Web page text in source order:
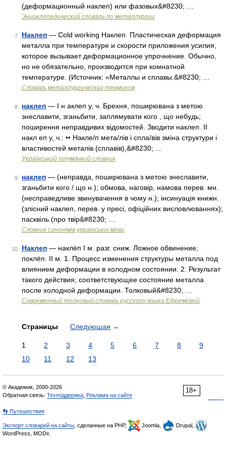
(деформационный наклеп) или фазовых&#8230; …
Энциклопедический словарь по металлургии
7 Наклеп — Cold working Наклеп. Пластическая деформация
металла при температуре и скорости приложения усилия,
которое вызывает деформационное упрочнение. Обычно,
но не обязательно, производится при комнатной
температуре. (Источник: «Металлы и сплавы.&#8230; …
Словарь металлургических терминов
8 наклеп — I н аклеп у, ч. Брехня, поширювана з метою
знеславити, зганьбити, заплямувати кого , що небудь;
поширення неправдивих відомостей. Зводити наклеп. II
накл еп у, ч.: •• Накле/п мета/лів і спла/вів зміна структури і
властивостей металів (сплавів),&#8230; …
Український тлумачний словник
9 наклеп — (неправда, поширювана з метою знеславити,
зганьбити кого / що н.); обмова, наговір, намова перев. мн.
(несправедливе звинувачення в чому н.); інсинуація книжн.
(злісний наклеп, перев. у пресі, офіційних висловлюваннях);
пасквіль (про твір&#8230; …
Словник синонімів української мови
10 Наклеп — наклёп I м. разг. сниж. Ложное обвинение;
поклёп. II м. 1. Процесс изменения структуры металла под
влиянием деформации в холодном состоянии. 2. Результат
такого действия; соответствующее состояние металла
после холодной деформации. Толковый&#8230; …
Современный толковый словарь русского языка Ефремовой
Страницы Следующая →
1 2 3 4 5 6 7 8
9
10
11 12 13
18+
© Академик, 2000-2026
Обратная связь: Техподдержка Реклама на сайте
👣 Путешествия
Экспорт словарей на сайты , сделанные на PHP, Joomla,
Drupal,
WordPress, MODx.